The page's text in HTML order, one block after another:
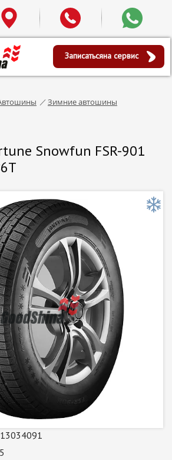
Записатьсяна сервис
Зимние автошины
Snowfun FSR-901